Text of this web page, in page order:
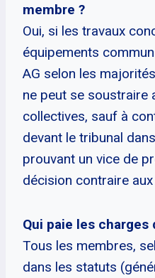
membre ?
Oui, si les travaux
équipements
AG selon les
ne peut se soustraire
collectives, sauf à
devant le tribunal
prouvant un vice de
décision contraire
Qui paie les charges
Tous les membres,
dans les statuts